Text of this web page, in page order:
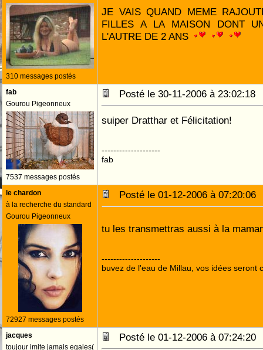
310 messages postés
JE VAIS QUAND MEME
FILLES A LA MAISON DONT
L'AUTRE DE 2 ANS
fab
Gourou Pigeonneux
7537 messages postés
Posté le 30-11-2006 à
suiper Dratthar et Félicitation!
--------------------
fab
le chardon
à la recherche du standard
Gourou Pigeonneux
72927 messages postés
Posté le 01-12-2006 à
tu les transmettras aussi à la
--------------------
buvez de l'eau de Millau, vos idées seront
jacques
toujour imite jamais egales(
Posté le 01-12-2006 à